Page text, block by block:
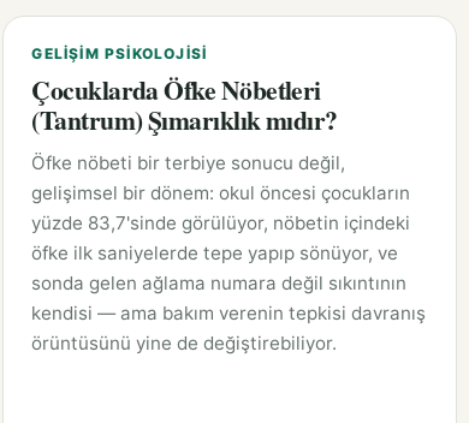
GELIŞIM PSIKOLOJISI
Çocuklarda Öfke Nöbetleri
(Tantrum) Şımarıklık mıdır?
Öfke nöbeti bir terbiye sonucu değil,
gelişimsel bir dönem: okul öncesi çocukların
yüzde 83,7'sinde görülüyor, nöbetin içindeki
öfke ilk saniyelerde tepe yapıp sönüyor, ve
sonda gelen ağlama numara değil sıkıntının
kendisi — ama bakım verenin tepkisi davranış
örüntüsünü yine de değiştirebiliyor.